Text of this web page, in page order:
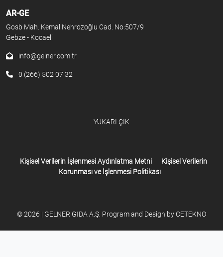
AR-GE
Gosb Mah. Kemal Nehrozoğlu Cad. No:507/9
Gebze - Kocaeli
info@gelner.com.tr
0 (266) 502 07 32
YUKARI ÇIK
Kişisel Verilerin İşlenmesi Aydınlatma Metni
Kişisel Verilerin
Korunması ve İşlenmesi Politikası
© 2026 | GELNER GIDA A.Ş. Program and Design by CETEKNO